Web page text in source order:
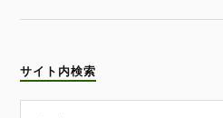
サイト内検索